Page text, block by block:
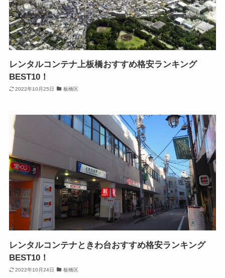
レンタルコンテナ上板橋おすすめ格安ランキング
BEST10！
2022年10月25日 板橋区
レンタルコンテナときわ台おすすめ格安ランキング
BEST10！
2022年10月24日 板橋区